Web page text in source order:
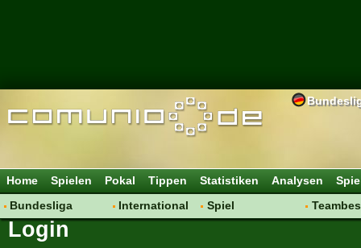
Home Spielen Pokal Tippen Statistiken Analysen
Bundesliga
Hot News
International
Spiel
Login